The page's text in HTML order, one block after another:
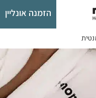
הזמנה אונליין​